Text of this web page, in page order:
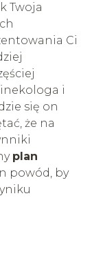
Twoja
Ci
i
się on
że na
plan
powód, by